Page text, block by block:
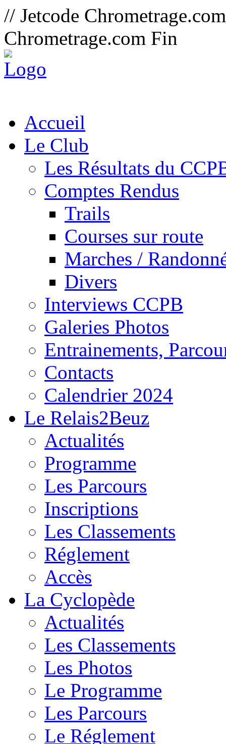
// Jetcode
Chrometrage.com Fin
Accueil
Le Club
Les Résultats du
Comptes Rendus
Trails
Courses sur route
Marches /
Divers
Interviews CCPB
Galeries Photos
Entrainements,
Contacts
Calendrier 2024
Le Relais2Beuz
Actualités
Programme
Les Parcours
Inscriptions
Les Classements
Réglement
Accès
La Cyclopède
Actualités
Les Classements
Les Photos
Le Programme
Les Parcours
Le Réglement